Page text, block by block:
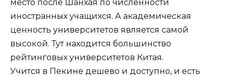
место после Шанхая по численности
иностранных учащихся. А академическая
ценность университетов является самой
высокой. Тут находится большинство
рейтинговых университетов Китая.
Учится в Пекине дешево и доступно, и есть